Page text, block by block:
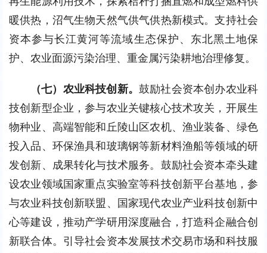
暖供热，沼气生物天然气供气供热新模式。支持社会
资本参与长江黄河等流域生态保护、东北黑土地保
护、农业面源污染治理、重金属污染耕地治理修复。
（七）农业科技创新。 鼓励社会资本创办农业科
技创新型企业，参与农业关键核心技术攻关，开展生
物种业、高端智能和丘陵山区农机、渔业装备、绿色
投入品、环保渔具和玻璃钢等新材料渔船等领域的研
发创新、成果转化与技术服务。鼓励社会资本牵头建
设农业领域国家重点实验室等科技创新平台基地，参
与农业科技创新联盟、国家现代农业产业科技创新中
心等建设，推动产学研用深度融合，打造科企融合创
新联合体。引导社会资本发展技术交易市场和科技服